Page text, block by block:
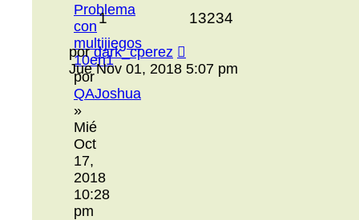
Problema
con
multijiegos
10en1
por
QAJoshua
»
Mié
Oct
17,
2018
10:28
pm
1 13234
pordark_cperez
Jue Nov 01, 2018 5:07 pm